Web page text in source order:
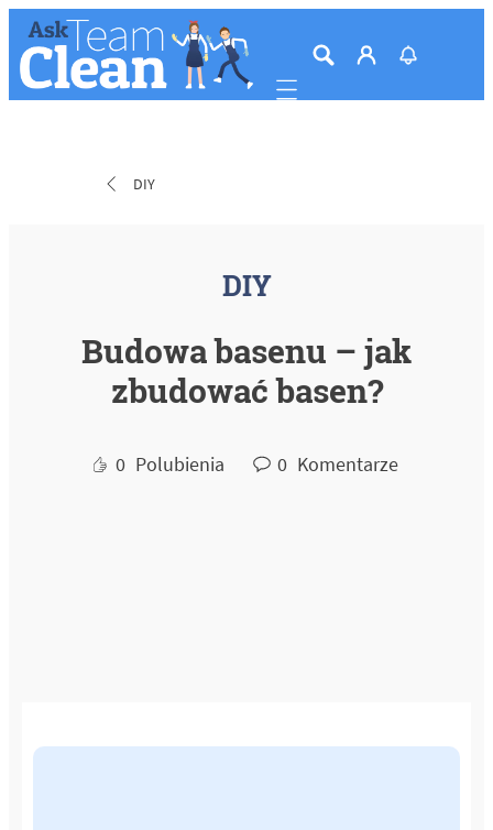
Mobile navigation
DIY
DIY
Budowa basenu – jak
zbudować basen?
0 Polubienia 0 Komentarze